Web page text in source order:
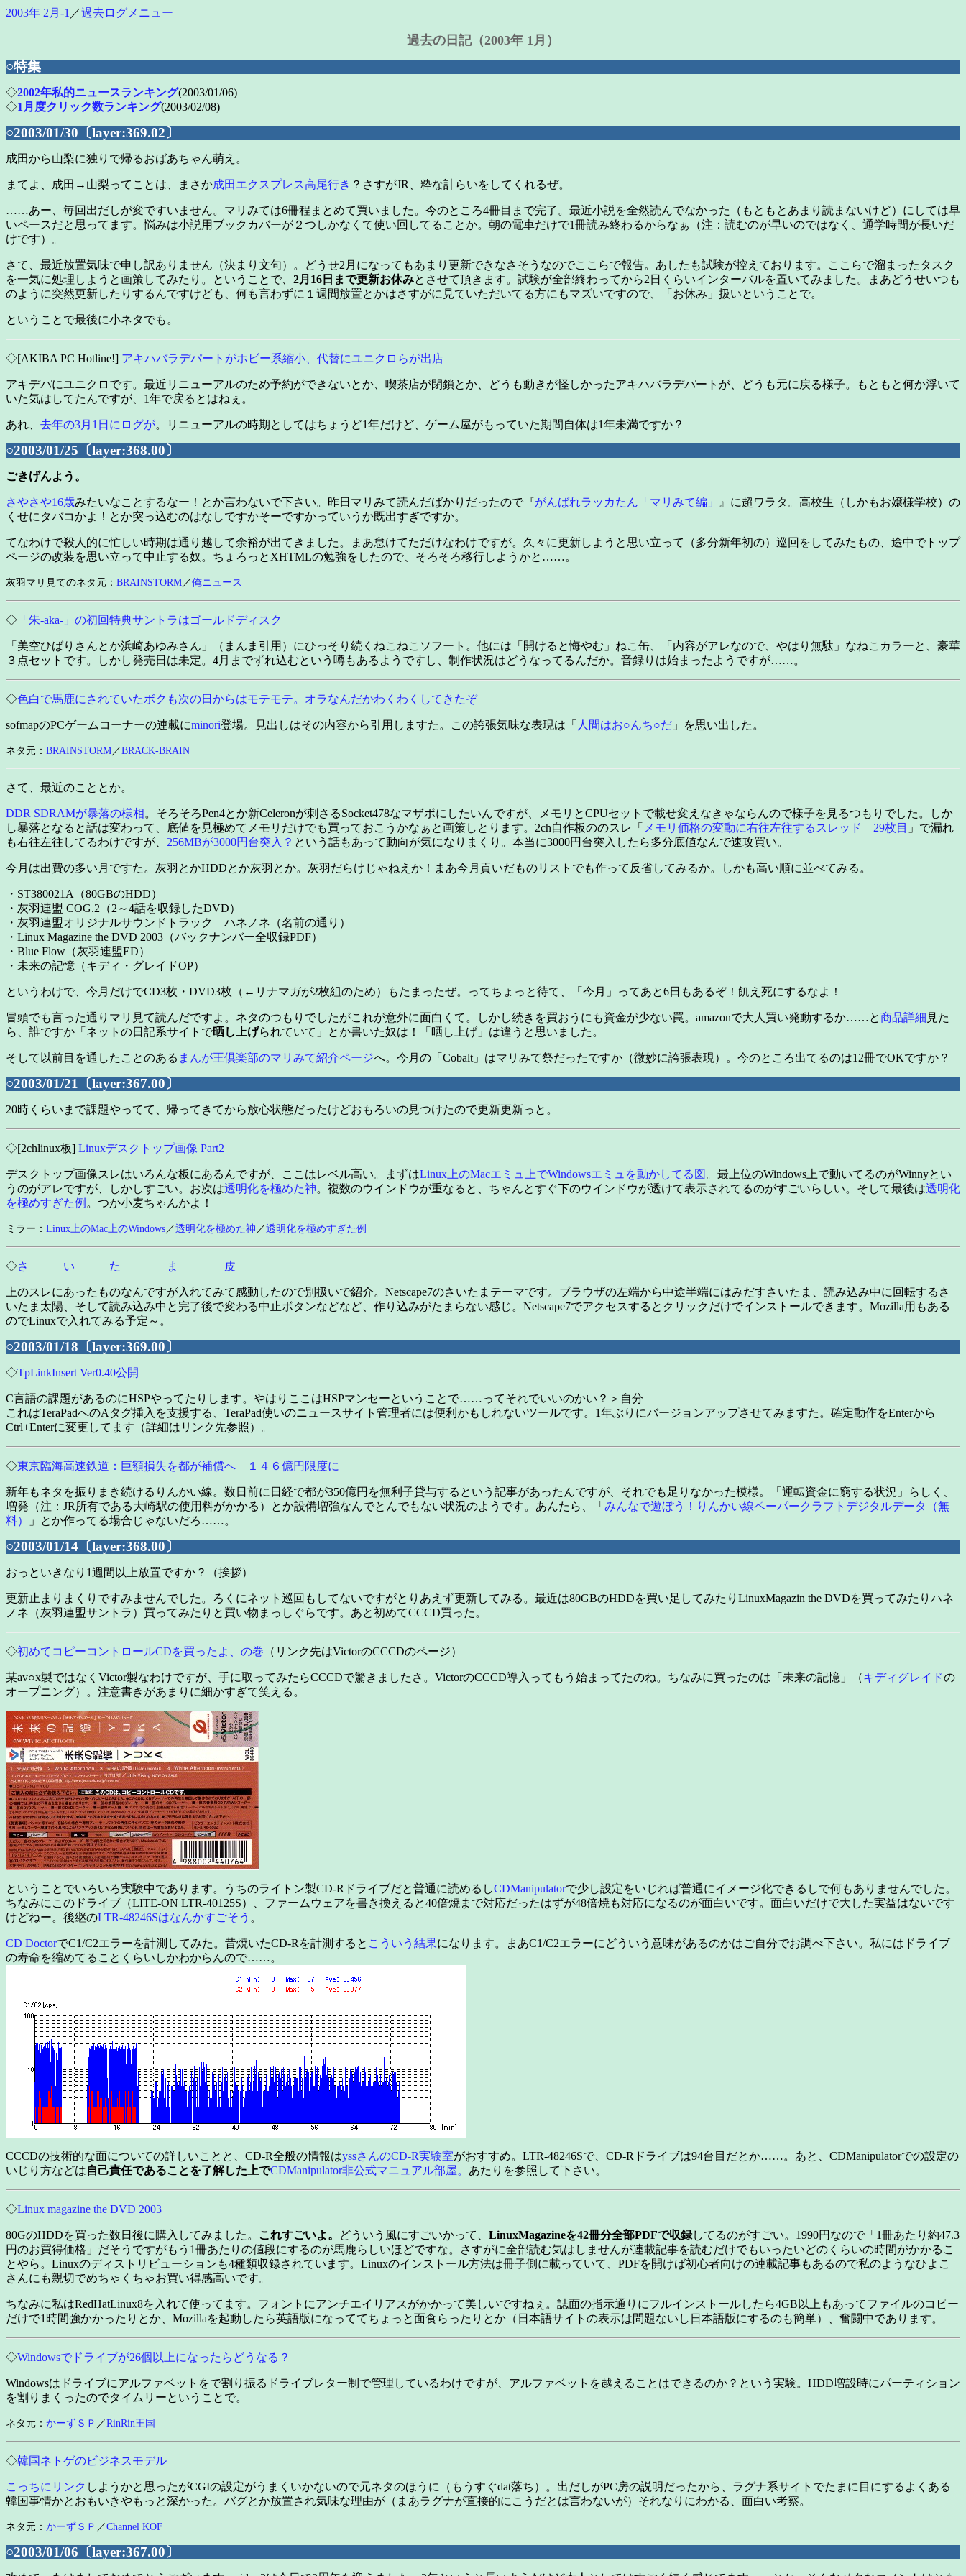
2003年 2月-1 ／過去ログメニュー
過去の日記（2003年 1月）
○特集
◇2002年私的ニュースランキング(2003/01/06)
◇1月度クリック数ランキング(2003/02/08)
○2003/01/30〔layer:369.02〕
成田から山梨に独りで帰るおばあちゃん萌え。
まてよ、成田→山梨ってことは、まさか成田エクスプレス高尾行き ？さすがJR、粋な計らいをしてくれるぜ。
……あー、毎回出だしが変ですいません。マリみては6冊程まとめて買いました。今のところ4冊目まで完了。最近小説を全然読んでなかった（もともとあまり読まないけど）にしては早
いペースだと思ってます。悩みは小説用ブックカバーが２つしかなくて使い回してることか。朝の電車だけで1冊読み終わるからなぁ（注：読むのが早いのではなく、通学時間が長いだ
けです）。
さて、最近放置気味で申し訳ありません（決まり文句）。どうせ2月になってもあまり更新できなさそうなのでここらで報告。あしたも試験が控えております。ここらで溜まったタスク
を一気に処理しようと画策してみたり。ということで、 2月16日まで更新お休みとさせて頂きます。試験が全部終わってから2日くらいインターバルを置いてみました。まあどうせいつも
のように突然更新したりするんですけども、何も言わずに１週間放置とかはさすがに見ていただいてる方にもマズいですので、「お休み」扱いということで。
ということで最後に小ネタでも。
◇[AKIBA PC Hotline!] アキハバラデパートがホビー系縮小、代替にユニクロらが出店
アキデパにユニクロです。最近リニューアルのため予約ができないとか、喫茶店が閉鎖とか、どうも動きが怪しかったアキハバラデパートが、どうも元に戻る様子。もともと何か浮いて
いた気はしてたんですが、1年で戻るとはねぇ。
あれ、 去年の3月1日にログが。リニューアルの時期としてはちょうど1年だけど、ゲーム屋がもっていた期間自体は1年未満ですか？
○2003/01/25〔layer:368.00〕
ごきげんよう。
さやさや16歳みたいなことするなー！とか言わないで下さい。昨日マリみて読んだばかりだったので『がんばれラッカたん「マリみて編」
』に超ワラタ。高校生（しかもお嬢様学校）の
くせにタバコかよ！とか突っ込むのはなしですかそーですかっていうか既出すぎですか。
てなわけで殺人的に忙しい時期は通り越して余裕が出てきました。まあ怠けてただけなわけですが。久々に更新しようと思い立って（多分新年初の）巡回をしてみたもの、途中でトップ
ページの改装を思い立って中止する奴。ちょろっとXHTMLの勉強をしたので、そろそろ移行しようかと……。
灰羽マリ見てのネタ元： BRAINSTORM／俺ニュース
◇ 「朱-aka-」の初回特典サントラはゴールドディスク
「美空ひばりさんとか浜崎あゆみさん」（まんま引用）にひっそり続くねこねこソフート。他には「開けると悔やむ」ねこ缶、「内容がアレなので、やはり無駄」なねこカラーと、豪華
３点セットです。しかし発売日は未定。4月までずれ込むという噂もあるようですし、制作状況はどうなってるんだか。音録りは始まったようですが……。
◇色白で馬鹿にされていたボクも次の日からはモテモテ。オラなんだかわくわくしてきたぞ
sofmapのPCゲームコーナーの連載にminori登場。見出しはその内容から引用しますた。この誇張気味な表現は「 人間はお○んち○だ 」を思い出した。
ネタ元： BRAINSTORM ／BRACK-BRAIN
さて、最近のこととか。
DDR SDRAMが暴落の様相。そろそろPen4とか新Celeronが刺さるSocket478なマザボにしたいんですが、メモリとCPUセットで載せ変えなきゃならんので様子を見るつもりでした。しか
し暴落となると話は変わって、底値を見極めてメモリだけでも買っておこうかなぁと画策しとります。2ch自作板ののスレ「 メモリ価格の変動に右往左往するスレッド 29枚目 」で漏れ
も右往左往してるわけですが、 256MBが3000円台突入？ という話もあって動向が気になりまくり。本当に3000円台突入したら多分底値なんで速攻買い。
今月は出費の多い月ですた。灰羽とかHDDとか灰羽とか。灰羽だらけじゃねえか！まあ今月貢いだものリストでも作って反省してみるか。しかも高い順に並べてみる。
・ST380021A（80GBのHDD）
・灰羽連盟 COG.2（2～4話を収録したDVD）
・灰羽連盟オリジナルサウンドトラック ハネノネ（名前の通り）
・Linux Magazine the DVD 2003（バックナンバー全収録PDF）
・Blue Flow（灰羽連盟ED）
・未来の記憶（キディ・グレイドOP）
というわけで、今月だけでCD3枚・DVD3枚（←リナマガが2枚組のため）もたまったぜ。ってちょっと待て、「今月」ってあと6日もあるぞ！飢え死にするなよ！
冒頭でも言った通りマリ見て読んだですよ。ネタのつもりでしたがこれが意外に面白くて。しかし続きを買おうにも資金が少ない罠。amazonで大人買い発動するか……と商品詳細 見た
ら、誰ですか「ネットの日記系サイトで晒し上げられていて」とか書いた奴は！「晒し上げ」は違うと思いました。
そして以前目を通したことのある まんが王倶楽部のマリみて紹介ページへ。今月の「Cobalt」はマリみて祭だったですか（微妙に誇張表現）。今のところ出てるのは12冊でOKですか？
○2003/01/21〔layer:367.00〕
20時くらいまで課題やってて、帰ってきてから放心状態だったけどおもろいの見つけたので更新更新っと。
◇[2chlinux板] Linuxデスクトップ画像 Part2
デスクトップ画像スレはいろんな板にあるんですが、ここはレベル高い。まずはLinux上のMacエミュ上でWindowsエミュを動かしてる図 。最上位のWindows上で動いてるのがWinnyとい
うのがアレですが、しかしすごい。お次は透明化を極めた神。複数のウインドウが重なると、ちゃんとすぐ下のウインドウが透けて表示されてるのがすごいらしい。そして最後は透明化
を極めすぎた例 。つか小麦ちゃんかよ！
ミラー： Linux上のMac上のWindows／透明化を極めた神 ／透明化を極めすぎた例
◇さ い た ま 皮
上のスレにあったものなんですが入れてみて感動したので別扱いで紹介。Netscape7のさいたまテーマです。ブラウザの左端から中途半端にはみだすさいたま、読み込み中に回転するさ
いたま太陽、そして読み込み中と完了後で変わる中止ボタンなどなど、作り込みがたまらない感じ。Netscape7でアクセスするとクリックだけでインストールできます。Mozilla用もある
のでLinuxで入れてみる予定～。
○2003/01/18〔layer:369.00〕
◇TpLinkInsert Ver0.40公開
C言語の課題があるのにHSPやってたりします。やはりここはHSPマンセーということで……ってそれでいいのかい？＞自分
これはTeraPadへのAタグ挿入を支援する、TeraPad使いのニュースサイト管理者には便利かもしれないツールです。1年ぶりにバージョンアップさせてみますた。確定動作をEnterから
Ctrl+Enterに変更してます（詳細はリンク先参照）。
◇東京臨海高速鉄道：巨額損失を都が補償へ １４６億円限度に
新年もネタを振りまき続けるりんかい線。数日前に日経で都が350億円を無利子貸与するという記事があったんですが、それでも足りなかった模様。「運転資金に窮する状況」らしく、
増発（注：JR所有である大崎駅の使用料がかかる）とか設備増強なんでとんでもない状況のようです。あんたら、「 みんなで遊ぼう！りんかい線ペーパークラフトデジタルデータ（無
料）
」とか作ってる場合じゃないだろ……。
○2003/01/14〔layer:368.00〕
おっといきなり1週間以上放置ですか？（挨拶）
更新止まりまくりですみませんでした。ろくにネット巡回もしてないですがとりあえず更新してみる。最近は80GBのHDDを買い足してみたりLinuxMagazin the DVDを買ってみたりハネ
ノネ（灰羽連盟サントラ）買ってみたりと買い物まっしぐらです。あと初めてCCCD買った。
◇初めてコピーコントロールCDを買ったよ、の巻 （リンク先はVictorのCCCDのページ）
某av○x製ではなくVictor製なわけですが、手に取ってみたらCCCDで驚きましたさ。VictorのCCCD導入ってもう始まってたのね。ちなみに買ったのは「未来の記憶」（キディグレイドの
オープニング）。注意書きがあまりに細かすぎて笑える。
ということでいろいろ実験中であります。うちのライトン製CD-Rドライブだと普通に読めるしCDManipulatorで少し設定をいじれば普通にイメージ化できるしで何もありませんでした。
ちなみにこのドライブ（LITE-ON LTR-40125S）、ファームウェアを書き換えると40倍焼まで対応だったはずが48倍焼も対応になるのが面白いです。面白いだけで大した実益はないです
けどねー。後継のLTR-48246Sはなんかすごそう 。
CD DoctorでC1/C2エラーを計測してみた。昔焼いたCD-Rを計測すると こういう結果になります。まあC1/C2エラーにどういう意味があるのかはご自分でお調べ下さい。私にはドライブ
の寿命を縮めてることくらいしかわからんので……。
CCCDの技術的な面についての詳しいことと、CD-R全般の情報はyssさんのCD-R実験室がおすすめ。LTR-48246Sで、CD-Rドライブは94台目だとか……。あと、CDManipulatorでの設定の
いじり方などは自己責任であることを了解した上でCDManipulator非公式マニュアル部屋。 あたりを参照して下さい。
◇Linux magazine the DVD 2003
80GのHDDを買った数日後に購入してみました。 これすごいよ。 どういう風にすごいかって、 LinuxMagazineを42冊分全部PDFで収録してるのがすごい。1990円なので「1冊あたり約47.3
円のお買得価格」だそうですがもう1冊あたりの値段にするのが馬鹿らしいほどですな。さすがに全部読む気はしませんが連載記事を読むだけでもいったいどのくらいの時間がかかるこ
とやら。Linuxのディストリビューションも4種類収録されています。Linuxのインストール方法は冊子側に載っていて、PDFを開けば初心者向けの連載記事もあるので私のようなひよこ
さんにも親切でめちゃくちゃお買い得感高いです。
ちなみに私はRedHatLinux8を入れて使ってます。フォントにアンチエイリアスがかかって美しいですねぇ。誌面の指示通りにフルインストールしたら4GB以上もあってファイルのコピー
だけで1時間強かかったりとか、Mozillaを起動したら英語版になっててちょっと面食らったりとか（日本語サイトの表示は問題ないし日本語版にするのも簡単）、奮闘中であります。
◇Windowsでドライブが26個以上になったらどうなる？
Windowsはドライブにアルファベットをで割り振るドライブレター制で管理しているわけですが、アルファベットを越えることはできるのか？という実験。HDD増設時にパーティション
を割りまくったのでタイムリーということで。
ネタ元： かーずＳＰ ／RinRin王国
◇韓国ネトゲのビジネスモデル
こっちにリンク しようかと思ったがCGIの設定がうまくいかないので元ネタのほうに（もうすぐdat落ち）。出だしがPC房の説明だったから、ラグナ系サイトでたまに目にするよくある
韓国事情かとおもいきやもっと深かった。バグとか放置され気味な理由が（まあラグナが直接的にこうだとは言わないが）それなりにわかる、面白い考察。
ネタ元： かーずＳＰ ／Channel KOF
○2003/01/06〔layer:367.00〕